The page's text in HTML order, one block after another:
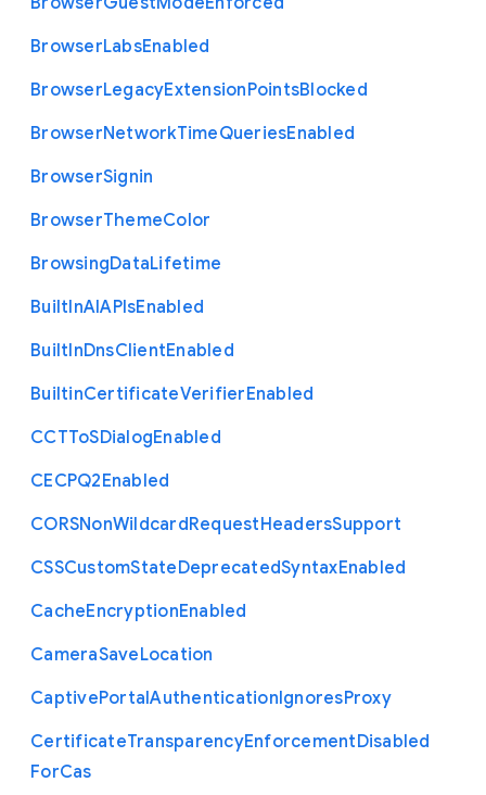
BrowserLabsEnabled
BrowserLegacyExtensionPointsBlocked
BrowserNetworkTimeQueriesEnabled
BrowserSignin
BrowserThemeColor
BrowsingDataLifetime
BuiltInAIAPIsEnabled
BuiltInDnsClientEnabled
BuiltinCertificateVerifierEnabled
CCTToSDialogEnabled
CECPQ2Enabled
CORSNonWildcardRequestHeadersSupport
CSSCustomStateDeprecatedSyntaxEnabled
CacheEncryptionEnabled
CameraSaveLocation
CaptivePortalAuthenticationIgnoresProxy
CertificateTransparencyEnforcementDisabled
ForCas